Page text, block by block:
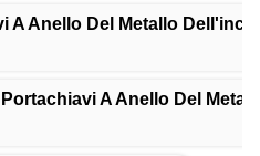
A Anello Del Metallo
A Anello Del